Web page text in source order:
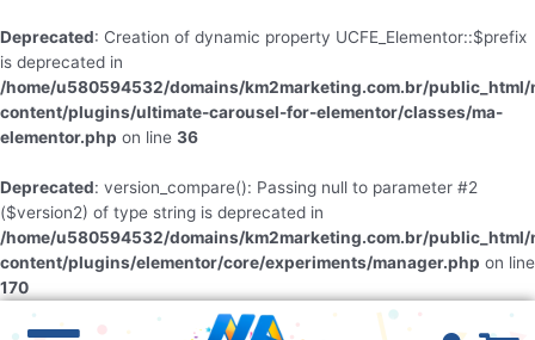
Deprecated: Creation of dynamic property UCFE_Elementor::$prefix
is deprecated in
/home/u580594532/domains/km2marketing.com.br/
content/plugins/ultimate-carousel-for-elementor/classes/ma-
elementor.php on line 36
Deprecated: version_compare(): Passing null to parameter #2
($version2) of type string is deprecated in
/home/u580594532/domains/km2marketing.com.br/
content/plugins/elementor/core/experiments/manager.php on line
170